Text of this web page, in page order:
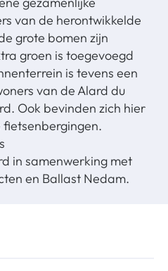
van de herontwikkelde
grote bomen zijn
groen is toegevoegd
is tevens een
van de Alard du
Ook bevinden zich hier
in samenwerking met
en Ballast Nedam.